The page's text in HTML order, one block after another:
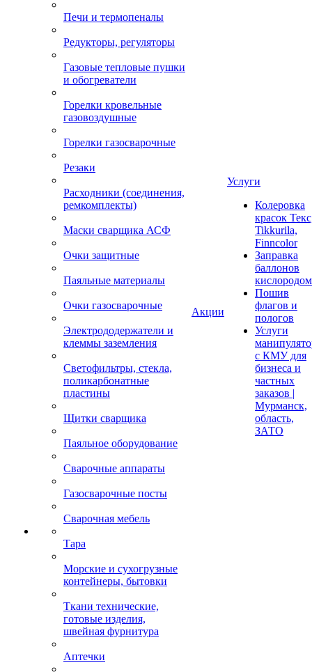
Печи и термопеналы
Редукторы, регуляторы
Газовые тепловые пушки
и обогреватели
Горелки кровельные
газовоздушные
Горелки газосварочные
Резаки
Расходники (соединения,
ремкомплекты)
Маски сварщика АСФ
Очки защитные
Паяльные материалы
Очки газосварочные
Электрододержатели и
клеммы заземления
Светофильтры, стекла,
поликарбонатные
пластины
Щитки сварщика
Паяльное оборудование
Сварочные аппараты
Газосварочные посты
Сварочная мебель
Тара
Морские и сухогрузные
контейнеры, бытовки
Ткани технические,
готовые изделия,
швейная фурнитура
Аптечки
Акции
Услуги
Колеровка
красок
Tikkurila,
Finncolor
Заправка
баллонов
кислородом
Пошив
флагов и
пологов
Услуги
с КМУ для
бизнеса и
частных
заказов |
Мурманск,
область,
ЗАТО